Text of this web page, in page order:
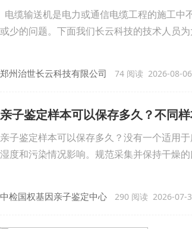
电缆输送机是电力或通信电缆工程的施工
或少的问题。下面我们长云科技的技术人员
郑州治世长云科技有限公司 74 阅读 2026-08-
亲子鉴定样本可以保存多久？不同
亲子鉴定样本可以保存多久？没有一个适用
湿度和污染情况影响。规范采集并保持干燥
中检国权基因亲子鉴定中心 290 阅读 2026-07-